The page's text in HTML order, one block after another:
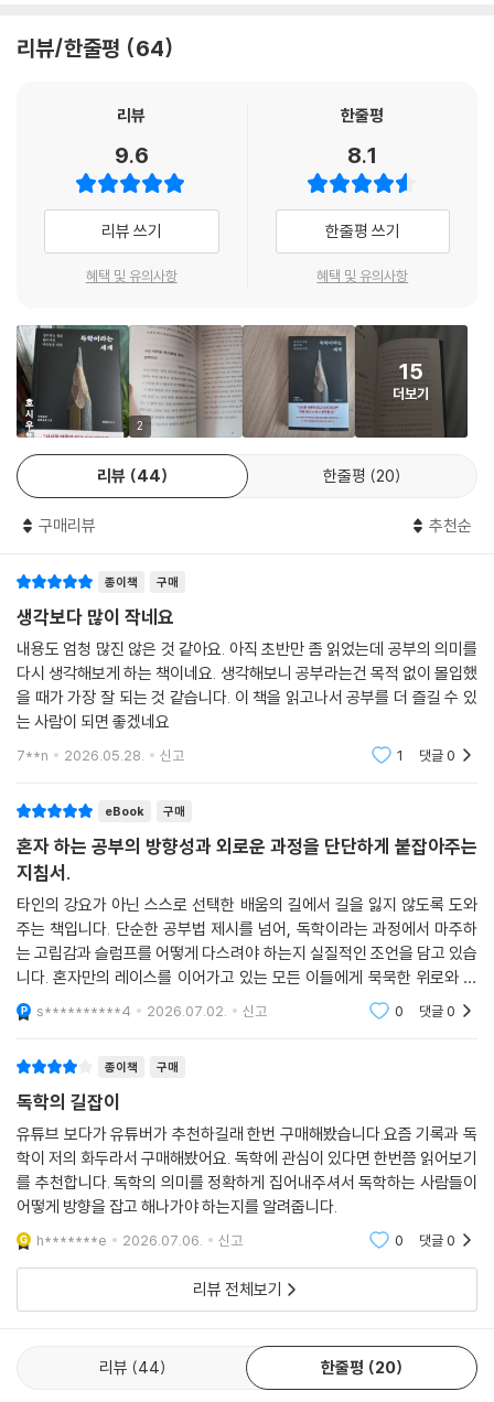
특별 서문을 통해 ‘AI에게 물으면 금방 답이 나오는 문제’를 일부러 시간을
며칠이고 몇 주고 스스로 탐구해 볼 것을 제안한다. 스스로 생각할 줄 아는
단단한 내면이 완성되기 때문이다. 사고의 힘은 비로소 자신답게 살아갈
수 있는 원동력이 된다.
“어른은 ‘학습’ 대신 ‘독학’을 한다”
삶에 품격을 더하는 진짜 공부
이 책에서 말하는 ‘독학’은 선생님의 가르침을 그대로 따르는 ‘학습’과 구분
된다. 학습이 정해진 커리큘럼에 맞춰 지식을 수동적으로 받아들이는 행위
라면, 독학은 스스로 질문하고 답을 찾아가는 능동적인 행위다. 그렇기에
저자는 일정한 학습 과정을 거친 어른이라면 이제 독학을 시작해야 한다고
말한다.
독학자에게는 특정한 스승이 없다. 대신 최고의 책들을 스승으로 삼아 다
내 자신만의 답을 찾는다. 사람들은 누구나 눈을 반짝반짝 빛내며 호기심
함은 사라진다. 지식을 탐구하는 일보다는 당장 이득이 되는 정보에만 관
심을 갖다 보니, 사고의 깊이가 얕아져 점차 얄팍한 어른으로 자라나는 것
이다.
『독학이라는 세계』는 그런 어른들에게 생각하는 힘을 되찾아 주는 안내서
다. 혼자 공부하는 일이 막막한 이들에게 배움의 열정을 다시 깨우고, 삶을
빛내 주는 독학자의 태도를 구체적으로 제시한다. AI 시대에 가져야 할 배
국어를 익히는 감각, 자신의 생각을 완성하는 실전 기술까지 총 5가지 핵
심 요령을 담았다.
“모르는 채로 나아가는 기쁨을 배우다”
오직 나를 위해 시작되는 지적 탐구의 세계
요약된 정보와 자극적인 숏폼 콘텐츠에 익숙해진 현대인들은 점차 스스로
생각하는 힘을 잃어가고 있다. 어른은 물론, 자라나는 아이들까지도 복잡
한 텍스트를 읽고 자신만의 관점을 만들어 갈 기회를 충분히 얻지 못하는
기쁨을 동반하는 행위다. 그러므로 AI만큼 완벽한 답을 떠올리지 못해도,
생각하는 과정 그 자체가 가장 인간답다는 사실을 잊어서는 안 된다. 우리
가 생각하기를 멈추는 순간, 인간 고유의 주체성을 위탁하는 것이나 마찬
가지다.
대학 입시와 취업이라는 관문을 거쳐야 하는 한국인에게 공부는 떼려야 뗄
는 내용을 얕고 넓게 외워야 하고, 한두 문제로 당락이 결정되기에 언제나
지식을 도구화할 수밖에 없었다. 시험만을 위한 공부는 시험이 끝나면 머
리에서 사라져 삶에 활용할 수 없다. 반면 주입식 학교 공부에 흥미를 느끼
게 좋은 결과를 얻을 수 있다. 저자는 이러한 탐독 습관으로 능동적 학습을
장려하는 독일 베를린자유대학교에 입학하며 독학자의 태도를 증명하기
리뷰/한줄평 64
리뷰
9.6
리뷰 쓰기
혜택 및 유의사항
한줄평
8.1
한줄평 쓰기
혜택 및 유의사항
2
15
더보기
리뷰 44 한줄평 20
구매리뷰 추천순
종이책 구매
생각보다 많이 작네요
내용도 엄청 많진 않은 것 같아요. 아직 초반만 좀 읽었는데 공부의 의미를
다시 생각해보게 하는 책이네요. 생각해보니 공부라는건 목적 없이 몰입했
을 때가 가장 잘 되는 것 같습니다. 이 책을 읽고나서 공부를 더 즐길 수 있
는 사람이 되면 좋겠네요
7**n 2026.05.28. 신고 1 댓글0
eBook 구매
혼자 하는 공부의 방향성과 외로운 과정을 단단하게 붙잡아주는
지침서.
타인의 강요가 아닌 스스로 선택한 배움의 길에서 길을 잃지 않도록 도와
주는 책입니다. 단순한 공부법 제시를 넘어, 독학이라는 과정에서 마주하
는 고립감과 슬럼프를 어떻게 다스려야 하는지 실질적인 조언을 담고 있습
니다. 혼자만의 레이스를 이어가고 있는 모든 이들에게 묵묵한 위로와 명
확한 방향성을 제시합니다. 구매하고 나니 크레마 클럽에 추가 되었네요
s**********4 2026.07.02. 신고 0 댓글0
종이책 구매
독학의 길잡이
유튜브 보다가 유튜버가 추천하길래 한번 구매해봤습니다.요즘 기록과 독
학이 저의 화두라서 구매해봤어요. 독학에 관심이 있다면 한번쯤 읽어보기
를 추천합니다. 독학의 의미를 정확하게 집어내주셔서 독학하는 사람들이
어떻게 방향을 잡고 해나가야 하는지를 알려줍니다.
h*******e 2026.07.06. 신고 0 댓글0
리뷰 전체보기
리뷰 44 한줄평 20